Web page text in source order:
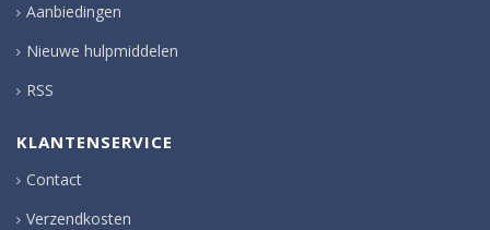
Aanbiedingen
Nieuwe hulpmiddelen
RSS
KLANTENSERVICE
Contact
Verzendkosten